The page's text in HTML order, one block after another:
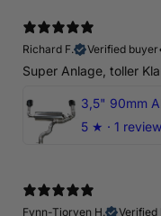
Richard F.
Verified buyer
Super Anlage, toller
5 ★ · 1 review
Fynn-Tjorven H.
Verified